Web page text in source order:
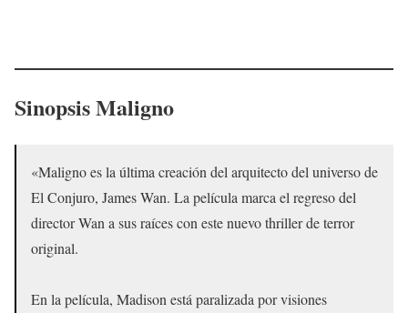
SinopsisMaligno
«Maligno es la última creación del arquitecto del universo de
El Conjuro, James Wan. La película marca el regreso del
director Wan a sus raíces con este nuevo thriller de terror
original.
En la película, Madison está paralizada por visiones